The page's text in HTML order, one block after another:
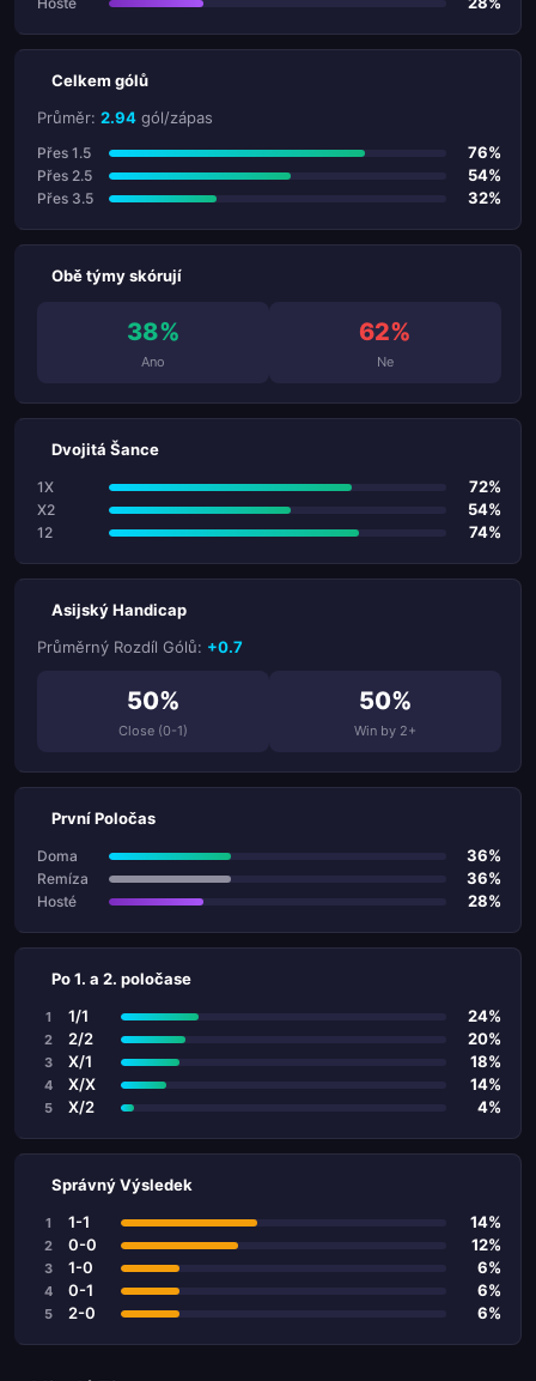
Celkem gólů
Průměr: 2.94 gól/zápas
Přes 1.5 76%
Přes 2.5 54%
Přes 3.5 32%
Obě týmy skórují
38%
Ano
62%
Ne
Dvojitá Šance
1X 72%
X2 54%
12 74%
Asijský Handicap
Průměrný Rozdíl Gólů: +0.7
50%
Close (0-1)
50%
Win by 2+
První Poločas
Doma 36%
Remíza 36%
Hosté 28%
Po 1. a 2. poločase
1 1/1 24%
2 2/2 20%
3 X/1 18%
4 X/X 14%
5 X/2 4%
Správný Výsledek
1 1-1 14%
2 0-0 12%
3 1-0 6%
4 0-1 6%
5 2-0 6%